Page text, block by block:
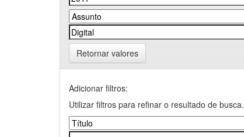
Retornar valores
Adicionar filtros:
Utilizar filtros para refinar o resultado de busca.